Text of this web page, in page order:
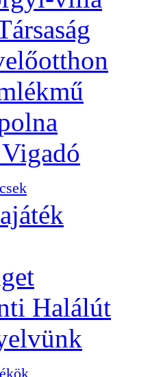
Halálút